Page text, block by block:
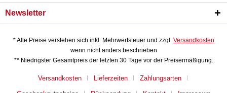
Newsletter
* Alle Preise verstehen sich inkl. Mehrwertsteuer und zzgl. Versandkosten
wenn nicht anders beschrieben
** Niedrigster Gesamtpreis der letzten 30 Tage vor der Preisermäßigung.
Versandkosten Lieferzeiten Zahlungsarten